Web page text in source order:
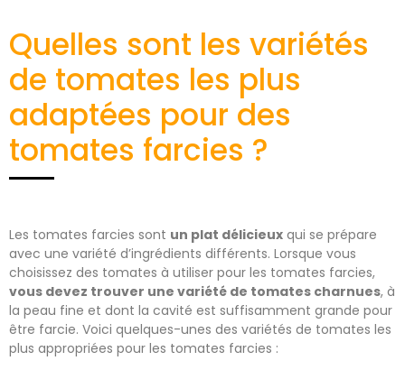
Quelles sont les variétés
de tomates les plus
adaptées pour des
tomates farcies ?
Les tomates farcies sont un plat délicieux qui se prépare
avec une variété d’ingrédients différents. Lorsque vous
choisissez des tomates à utiliser pour les tomates farcies,
vous devez trouver une variété de tomates charnues, à
la peau fine et dont la cavité est suffisamment grande pour
être farcie. Voici quelques-unes des variétés de tomates les
plus appropriées pour les tomates farcies :